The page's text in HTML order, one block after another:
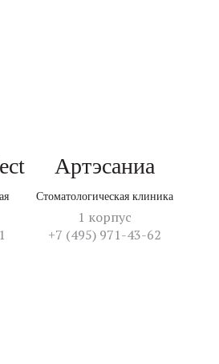
Артэсаниа
Стоматологическая клиника
1 корпус
+7 (495) 971-43-62